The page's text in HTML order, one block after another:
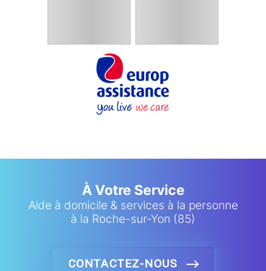
À Votre Service
Aide à domicile & services à la personne
à la Roche-sur-Yon (85)
CONTACTEZ-NOUS